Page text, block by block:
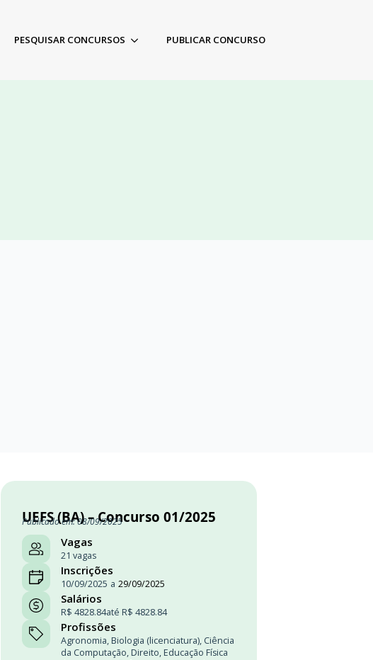
PESQUISAR CONCURSOS PUBLICAR CONCURSO
UEFS (BA) – Concurso 01/2025
Publicado em: 08/09/2025
Vagas
21 vagas
Inscrições
10/09/2025 a 29/09/2025
Salários
R$ 4828.84até R$ 4828.84
Profissões
Agronomia, Biologia (licenciatura), Ciência
da Computação, Direito, Educação Física